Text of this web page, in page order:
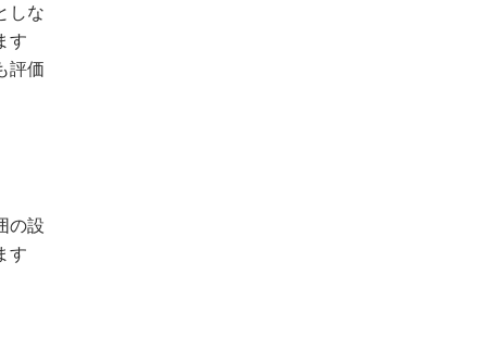
しな
す
評価
の設
す